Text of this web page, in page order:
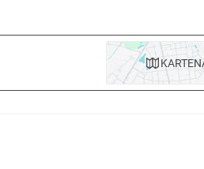
und Naumburg.
ansehnlichen Schleifen und Kurven
Naturlandschaft kann auf einer
KARTE